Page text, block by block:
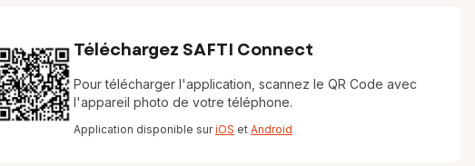
Téléchargez SAFTI Connect
Pour télécharger l'application, scannez le QR Code avec
l'appareil photo de votre téléphone.
Application disponible suriOS et Android